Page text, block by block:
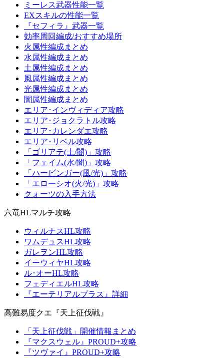
ミーレス武器性能一覧
EXスキルの性能一覧
『セフィラ』武器一覧
効率周回編成/おすすめ場所
火属性編成まとめ
水属性編成まとめ
土属性編成まとめ
風属性編成まとめ
光属性編成まとめ
闇属性編成まとめ
エリア･インヴィディア攻略
エリア･ジョクラトル攻略
エリア･カレンダエ攻略
エリア･リベル攻略
「ゴリアテ(土/闇)」攻略
「フェイム(水/闇)」攻略
「ハービンガー(風/光)」攻略
「エローシオ(火/光)」攻略
クォーツの入手方法
六竜HLマルチ攻略
ウィルナスHL攻略
ワムデュスHL攻略
ガレヲンHL攻略
イーウィヤHL攻略
ル･オーHL攻略
フェディエルHL攻略
『エーテリアルプラス』詳細
高難易度クエ『天上征伐戦』
「天上征伐戦」開催情報まとめ
『マクスウェル』PROUD+攻略
『ツヴァイ』PROUD+攻略